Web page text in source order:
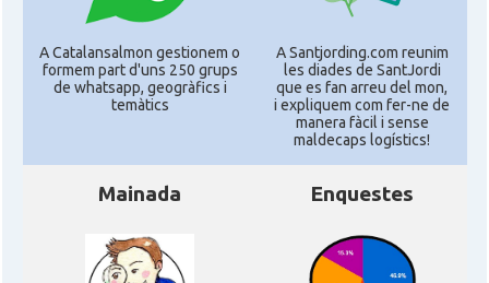
A Catalansalmon gestionem o
formem part d'uns 250 grups
de whatsapp, geogràfics i
temàtics
A Santjording.com reunim
les diades de SantJordi
que es fan arreu del mon,
i expliquem com fer-ne de
manera fàcil i sense
maldecaps logí­stics!
Mainada Enquestes